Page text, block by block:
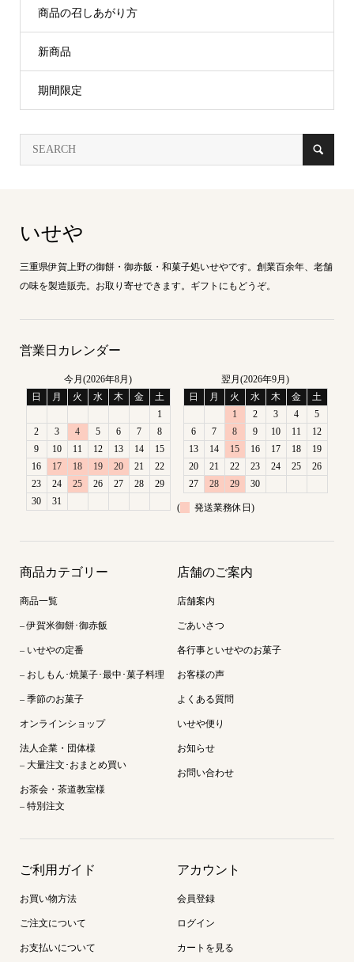
商品の召しあがり方
新商品
期間限定
いせや
三重県伊賀上野の御餅・御赤飯・和菓子処いせやです。創業百余年、老舗
の味を製造販売。お取り寄せできます。ギフトにもどうぞ。
営業日カレンダー
今月(2026年8月)
日
月 火 水 木 金
土
1
2
3 4 5 6 7
8
9
10 11 12 13 14
15
16
17 18 19 20 21
22
23
24 25 26 27 28
29
30
31
翌月(2026年9月)
日
月 火 水 木 金
土
1
2 3 4
5
6
7 8 9 10 11
12
13
14 15 16 17 18
19
20
21 22 23 24 25
26
27
28 29 30
( 発送業務休日)
商品カテゴリー
商品一覧
– 伊賀米御餅･御赤飯
– いせやの定番
– おしもん･焼菓子･最中･菓子料理
– 季節のお菓子
オンラインショップ
法人企業・団体様
– 大量注文･おまとめ買い
お茶会・茶道教室様
– 特別注文
店舗のご案内
店舗案内
ごあいさつ
各行事といせやのお菓子
お客様の声
よくある質問
いせや便り
お知らせ
お問い合わせ
ご利用ガイド
お買い物方法
ご注文について
お支払いについて
アカウント
会員登録
ログイン
カートを見る